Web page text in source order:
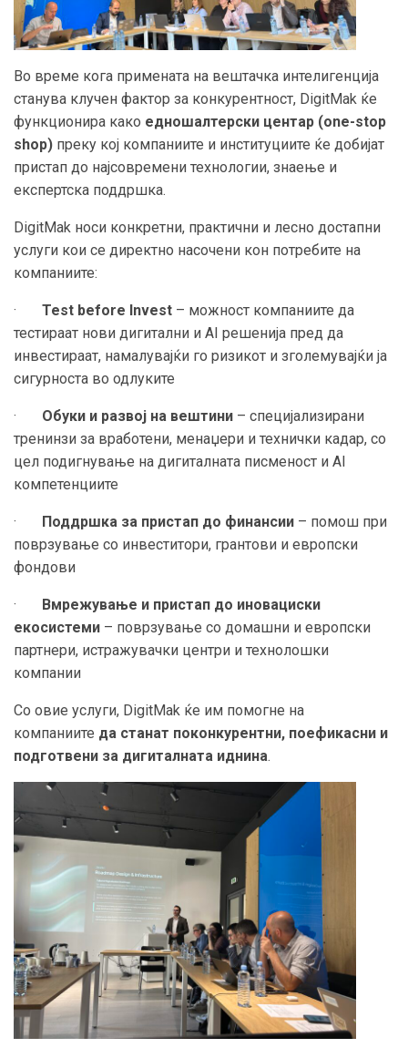
Во време кога примената на вештачка интелигенција
станува клучен фактор за конкурентност, DigitMak ќе
функционира како едношалтерски центар (one-stop
shop) преку кој компаниите и институциите ќе добијат
пристап до најсовремени технологии, знаење и
експертска поддршка.
DigitMak носи конкретни, практични и лесно достапни
услуги кои се директно насочени кон потребите на
компаниите:
· Test before Invest – можност компаниите да
тестираат нови дигитални и AI решенија пред да
инвестираат, намалувајќи го ризикот и зголемувајќи ја
сигурноста во одлуките
· Обуки и развој на вештини – специјализирани
тренинзи за вработени, менаџери и технички кадар, со
цел подигнување на дигиталната писменост и AI
компетенциите
· Поддршка за пристап до финансии – помош при
поврзување со инвеститори, грантови и европски
фондови
·
Вмрежување и пристап до иновациски
екосистеми – поврзување со домашни и европски
партнери, истражувачки центри и технолошки
компании
Со овие услуги, DigitMak ќе им помогне на
компаниите да станат поконкурентни, поефикасни и
подготвени за дигиталната иднина.